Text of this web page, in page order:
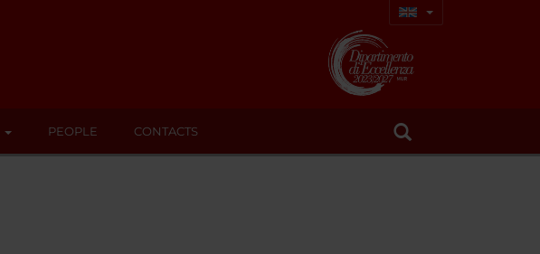
PEOPLE CONTACTS